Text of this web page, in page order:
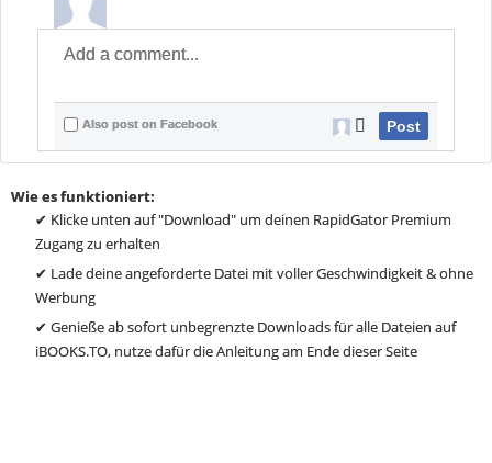
Also post on Facebook Post
Wie es funktioniert:
✔ Klicke unten auf "Download" um deinen RapidGator Premium
Zugang zu erhalten
✔ Lade deine angeforderte Datei mit voller Geschwindigkeit & ohne
Werbung
✔ Genieße ab sofort unbegrenzte Downloads für alle Dateien auf
iBOOKS.TO, nutze dafür die Anleitung am Ende dieser Seite